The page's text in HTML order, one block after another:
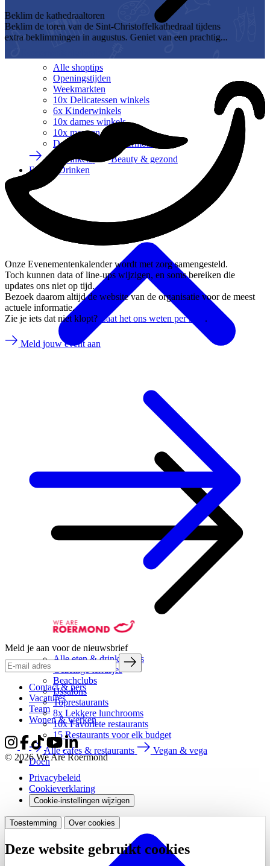
Alle shoptips
Openingstijden
Weekmarkten
10x Delicatessen winkels
6x Kinderwinkels
10x dames winkels
10x mannen winkels
Designer Outlet Roermond
Alle winkels
Beauty & gezond
Eten & Drinken
Alle eten & drinken tips
Gezellige terrasjes
Beachclubs
IJssalons
Toprestaurants
8x Lekkere lunchrooms
10x Favoriete restaurants
15 Restaurants voor elk budget
Alle cafes & restaurants
Vegan & vega
Doen
Onze Evenementenkalender wordt met zorg samengesteld.
Toch kunnen data of line-ups wijzigen, en soms bereiken die
updates ons niet op tijd.
Bezoek daarom altijd de website van de organisatie voor de meest
actuele informatie.
Zie je iets dat niet klopt? Laat het ons weten per mail .
Meld jouw event aan
Meld je aan voor de nieuwsbrief
Contact & pers
Vacatures
Team
Wonen & werken
© 2026 We Are Roermond
Privacybeleid
Cookieverklaring
Cookie-instellingen wijzigen
Toestemming Over cookies
Deze website gebruikt cookies